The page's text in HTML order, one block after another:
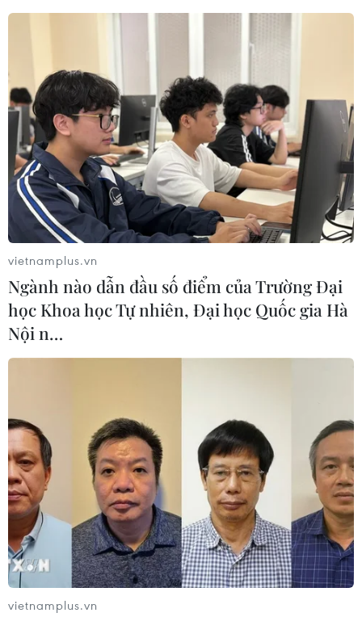
Israel đánh chặn hàng loạt tên lửa được
phóng từ miền Nam Liban
06/04/2023 22:51
Quân đội Israel khẳng định hệ thống phòng không Vòm
Sắt đã bắn hạ 25 tên lửa từ phía Liban, ít nhất 5 tên lửa
rơi vào lãnh thổ Israel khiến 2 người bị thương nhẹ và
Ấn Độ lần đầu thử hệ thống phòng thủ tên
lửa đạn đạo trên biển
23/04/2023 04:14
vietnamplus.vn
Ngành nào dẫn đầu số điểm của Trường Đại
học Khoa học Tự nhiên, Đại học Quốc gia Hà
Nội n…
vietnamplus.vn